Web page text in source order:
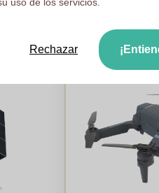
Rechazar